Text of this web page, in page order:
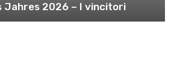
Jahres 2026 – I vincitori